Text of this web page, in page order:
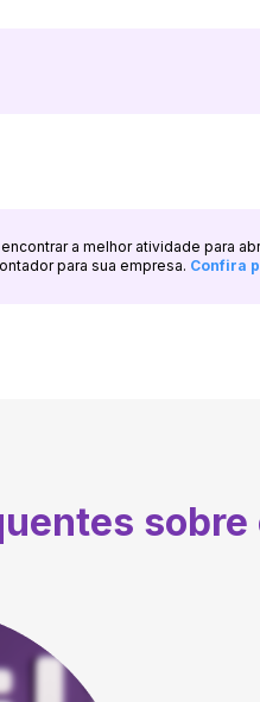
a melhor atividade para
para sua empresa. Confira
sobre